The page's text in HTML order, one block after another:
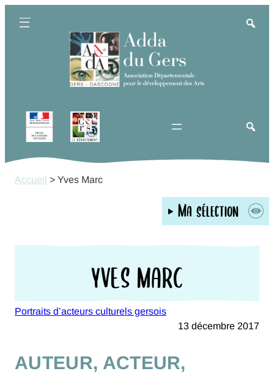
Accueil > Yves Marc
Ma sélection
YVES MARC
Portraits d’acteurs culturels gersois
13 décembre 2017
AUTEUR, ACTEUR,